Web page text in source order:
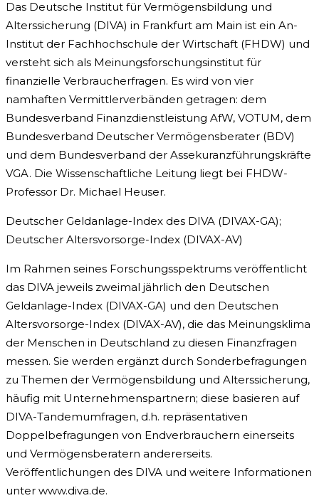
Das Deutsche Institut für Vermögensbildung und
Alterssicherung (DIVA) in Frankfurt am Main ist ein An-
Institut der Fachhochschule der Wirtschaft (FHDW) und
versteht sich als Meinungsforschungsinstitut für
finanzielle Verbraucherfragen. Es wird von vier
namhaften Vermittlerverbänden getragen: dem
Bundesverband Finanzdienstleistung AfW, VOTUM, dem
Bundesverband Deutscher Vermögensberater (BDV)
und dem Bundesverband der Assekuranzführungskräfte
VGA. Die Wissenschaftliche Leitung liegt bei FHDW-
Professor Dr. Michael Heuser.
Deutscher Geldanlage-Index des DIVA (DIVAX-GA);
Deutscher Altersvorsorge-Index (DIVAX-AV)
Im Rahmen seines Forschungsspektrums veröffentlicht
das DIVA jeweils zweimal jährlich den Deutschen
Geldanlage-Index (DIVAX-GA) und den Deutschen
Altersvorsorge-Index (DIVAX-AV), die das Meinungsklima
der Menschen in Deutschland zu diesen Finanzfragen
messen. Sie werden ergänzt durch Sonderbefragungen
zu Themen der Vermögensbildung und Alterssicherung,
häufig mit Unternehmenspartnern; diese basieren auf
DIVA-Tandemumfragen, d.h. repräsentativen
Doppelbefragungen von Endverbrauchern einerseits
und Vermögensberatern andererseits.
Veröffentlichungen des DIVA und weitere Informationen
unter www.diva.de.